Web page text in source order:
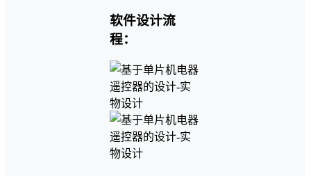
软件设计流
程：